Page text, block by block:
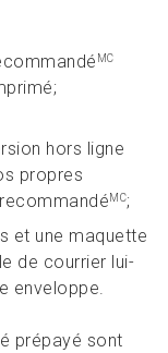
MC
hors ligne
propres
MC;
et une maquette
de courrier lui-
enveloppe.
prépayé sont